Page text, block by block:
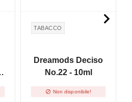
TABACCO
Dreamods Deciso
No.22 - 10ml
 Non disponibile!
